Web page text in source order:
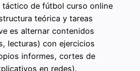
táctico de fútbol curso online
teórica y tareas
es alternar contenidos
lecturas) con ejercicios
informes, cortes de
en redes).